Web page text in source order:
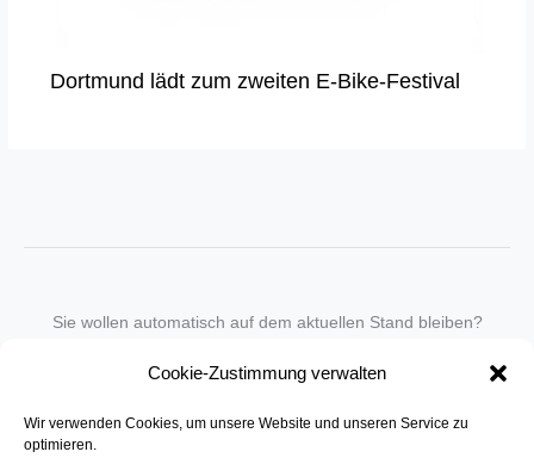
Cookie-Zustimmung verwalten
Wir verwenden Cookies, um unsere Website und unseren Service zu
optimieren.
Dortmund lädt zum zweiten E-Bike-Festival
Sie wollen automatisch auf dem aktuellen Stand bleiben?
in unseren Newsletter-Service auf.
Senden Sie für ein Angebot einfach eine